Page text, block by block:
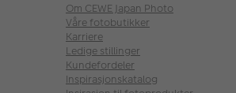
Om CEWE Japan Photo
Våre fotobutikker
Karriere
Ledige stillinger
Kundefordeler
Inspirasjonskatalog